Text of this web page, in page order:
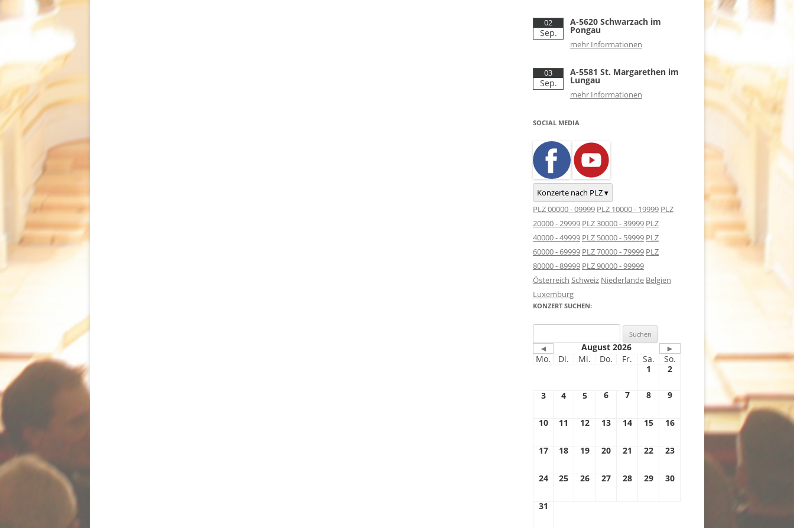
02
Sep.
A-5620 Schwarzach im
Pongau
mehr Informationen
03
Sep.
A-5581 St. Margarethen im
Lungau
mehr Informationen
SOCIAL MEDIA
Konzerte nach PLZ ▾
PLZ 00000 - 09999 PLZ 10000 - 19999 PLZ
20000 - 29999 PLZ 30000 - 39999 PLZ
40000 - 49999 PLZ 50000 - 59999 PLZ
60000 - 69999 PLZ 70000 - 79999 PLZ
80000 - 89999 PLZ 90000 - 99999
Österreich Schweiz Niederlande Belgien
Luxemburg
KONZERT SUCHEN:
nach:
◄ August 2026
►
Mo.
Di. Mi. Do. Fr. Sa.
So.
1
2
3 4 5 6 7 8 9
10 11 12 13 14 15 16
17 18 19 20 21 22 23
24 25 26 27 28 29 30
31